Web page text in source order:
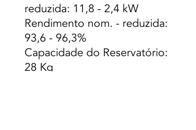
reduzida: 11,8 - 2,4 kW
Rendimento nom. - reduzida:
93,6 - 96,3%
Capacidade do Reservatório:
28 Kg